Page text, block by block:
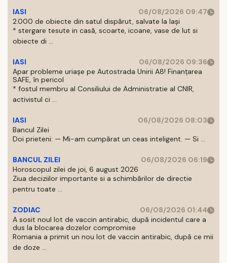
IASI
06/08/2026 09:47
2.000 de obiecte din satul dispărut, salvate la Iași
* stergare tesute in casă, scoarte, icoane, vase de lut si
obiecte di ...
IASI
06/08/2026 09:36
Apar probleme uriașe pe Autostrada Unirii A8! Finanțarea
SAFE, în pericol
* fostul membru al Consiliului de Administratie al CNIR,
activistul ci ...
IASI
06/08/2026 08:03
Bancul Zilei
Doi prieteni: — Mi-am cumpărat un ceas inteligent. — Si ...
BANCUL ZILEI
06/08/2026 06:19
Horoscopul zilei de joi, 6 august 2026
Ziua deciziilor importante si a schimbărilor de directie
pentru toate ...
ZODIAC
06/08/2026 01:44
A sosit noul lot de vaccin antirabic, după incidentul care a
dus la blocarea dozelor compromise
Romania a primit un nou lot de vaccin antirabic, după ce mii
de doze ...